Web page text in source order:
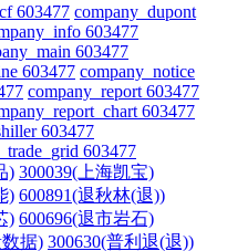
603477 company_dupont
603477
603477
603477 company_notice
company_report 603477
603477
603477
603477
) 300039(上海凯宝)
) 600891(退秋林(退))
) 600696(退市岩石)
数据) 300630(普利退(退))